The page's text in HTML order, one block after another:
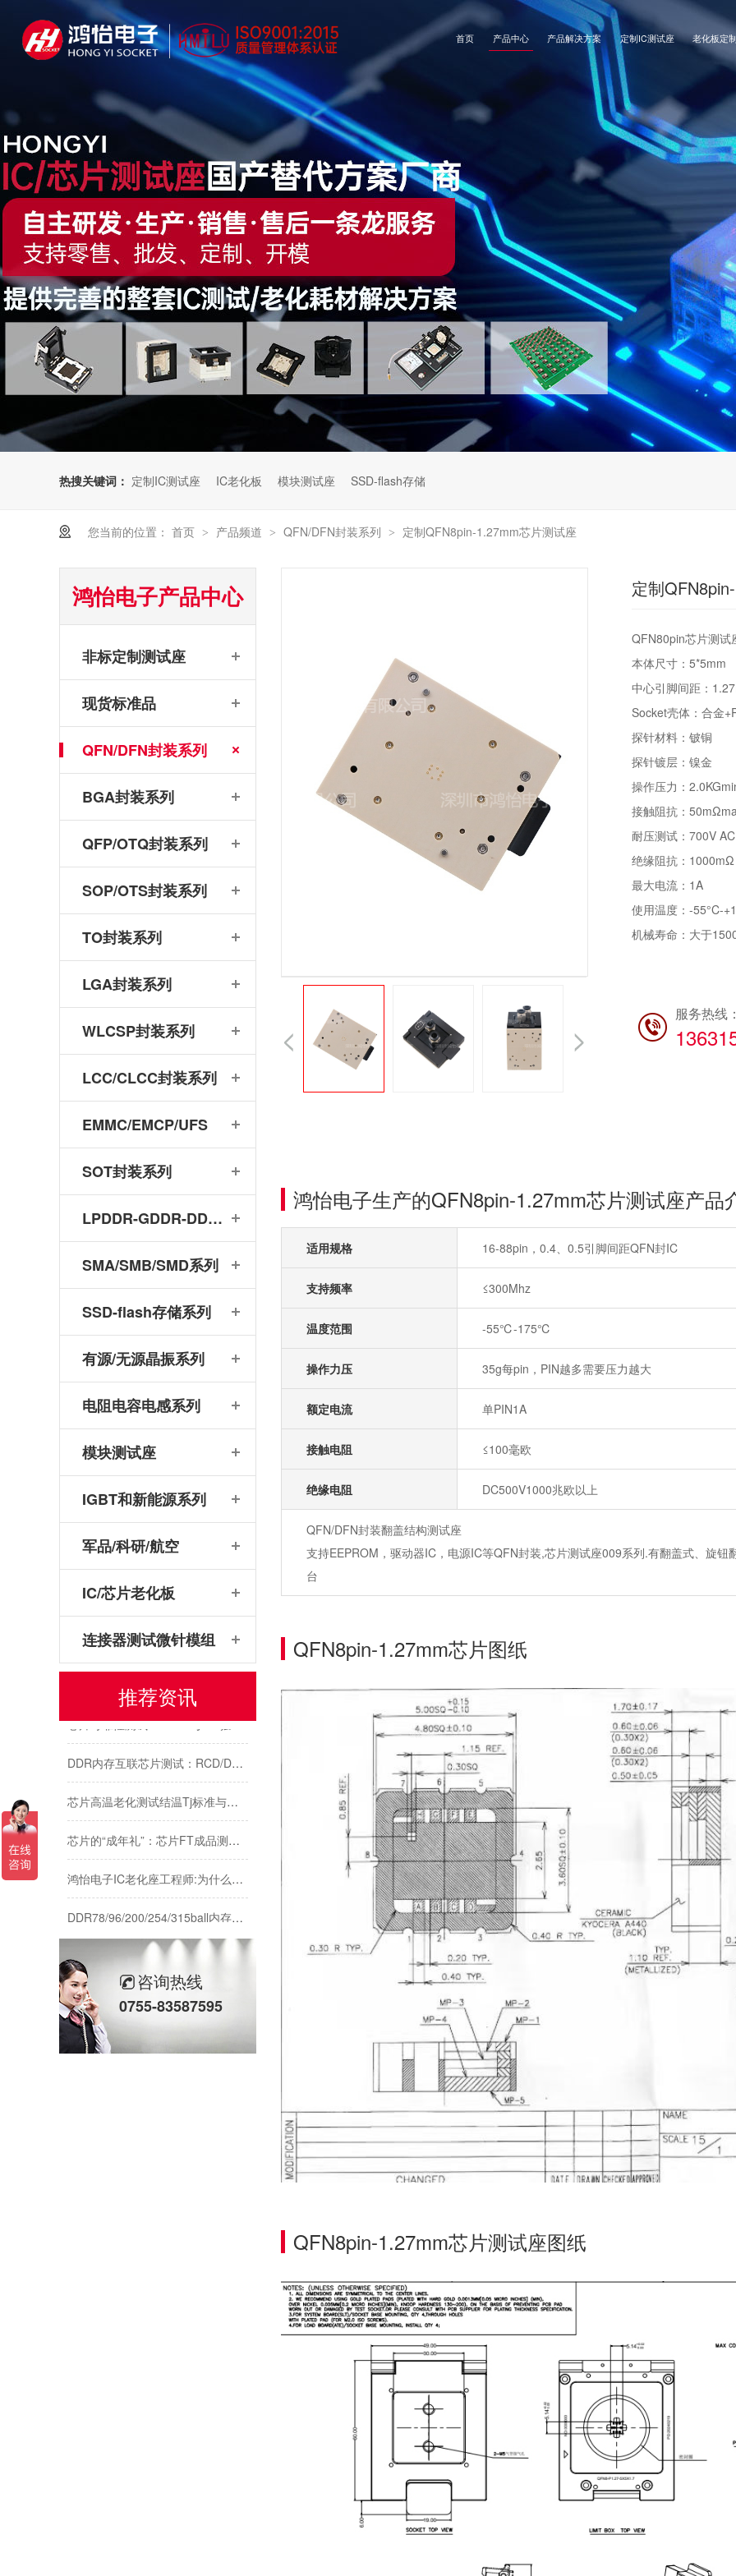
首页 产品中心 产品解决方案 定制IC测试座 老化板定
热搜关键词： 定制IC测试座 IC老化板 模块测试座 SSD-flash存储
您当前的位置： 首页 > 产品频道 > QFN/DFN封装系列 > 定制QFN8pin-1.27mm芯片测试座
定制
QFN80pin芯片测试
本体尺寸：5*5mm
中心引脚间距：
Socket壳体：合金
探针材料：铍铜
探针镀层：镍金
操作压力：
接触阻抗：
耐压测试：700V
绝缘阻抗：
最大电流：1A
使用温度：-55°C-
机械寿命：大于
服务热线
鸿怡电子生产的QFN8pin-1.27mm芯片测试座产品
适用规格 16-88pin，0.4、0.5引脚间距QFN封IC
支持频率 ≤300Mhz
温度范围 -55℃-175℃
操作力压 35g每pin，PIN越多需要压力越大
额定电流 单PIN1A
接触电阻 ≤100毫欧
绝缘电阻 DC500V1000兆欧以上
QFN/DFN封装翻盖结构测试座
支持EEPROM，驱动器IC，电源IC等QFN封装,芯片测试座009系列.有翻盖式、旋
台
QFN8pin-1.27mm芯片图纸
QFN8pin-1.27mm芯片测试座图纸
鸿怡电子产品中心
非标定制测试座
现货标准品
QFN/DFN封装系列
BGA封装系列
QFP/OTQ封装系列
SOP/OTS封装系列
TO封装系列
LGA封装系列
WLCSP封装系列
LCC/CLCC封装系列
EMMC/EMCP/UFS
SOT封装系列
LPDDR-GDDR-DDR系列
SMA/SMB/SMD系列
SSD-flash存储系列
有源/无源晶振系列
电阻电容电感系列
模块测试座
IGBT和新能源系列
军品/科研/航空
IC/芯片老化板
连接器测试微针模组
推荐资讯
传感器芯片/模块测试解析：主流封装引脚与鸿怡电子传感器芯片测试座
DDR内存互联芯片测试：RCD/DB与MRCD/MDB引脚参数及鸿怡电子芯片测试座工程应用
芯片高温老化测试结温Tj标准与鸿怡电子芯片测试座控温方案
芯片的“成年礼”：芯片FT成品测试，鸿怡电子芯片FT测试座守护每一颗芯片出厂即稳定
鸿怡电子IC老化座工程师:为什么说芯片老化测试座是芯片可靠性检测的利器？
DDR78/96/200/254/315ball内存颗粒测试-鸿怡电子DDR芯片测试夹具治具
Buck降压转换器芯片原理应用与测试:LGA30pin封装与鸿怡电子芯片测试座方案
传感器芯片/模块测试解析：主流封装引脚与鸿怡电子传感器芯片测试座
咨询热线
0755-83587595